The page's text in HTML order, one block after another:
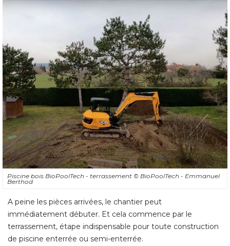
Piscine bois BioPoolTech - terrassement © BioPoolTech - Emmanuel
Berthod
A peine les pièces arrivées, le chantier peut
immédiatement débuter. Et cela commence par le
terrassement, étape indispensable pour toute construction
de piscine enterrée ou semi-enterrée.